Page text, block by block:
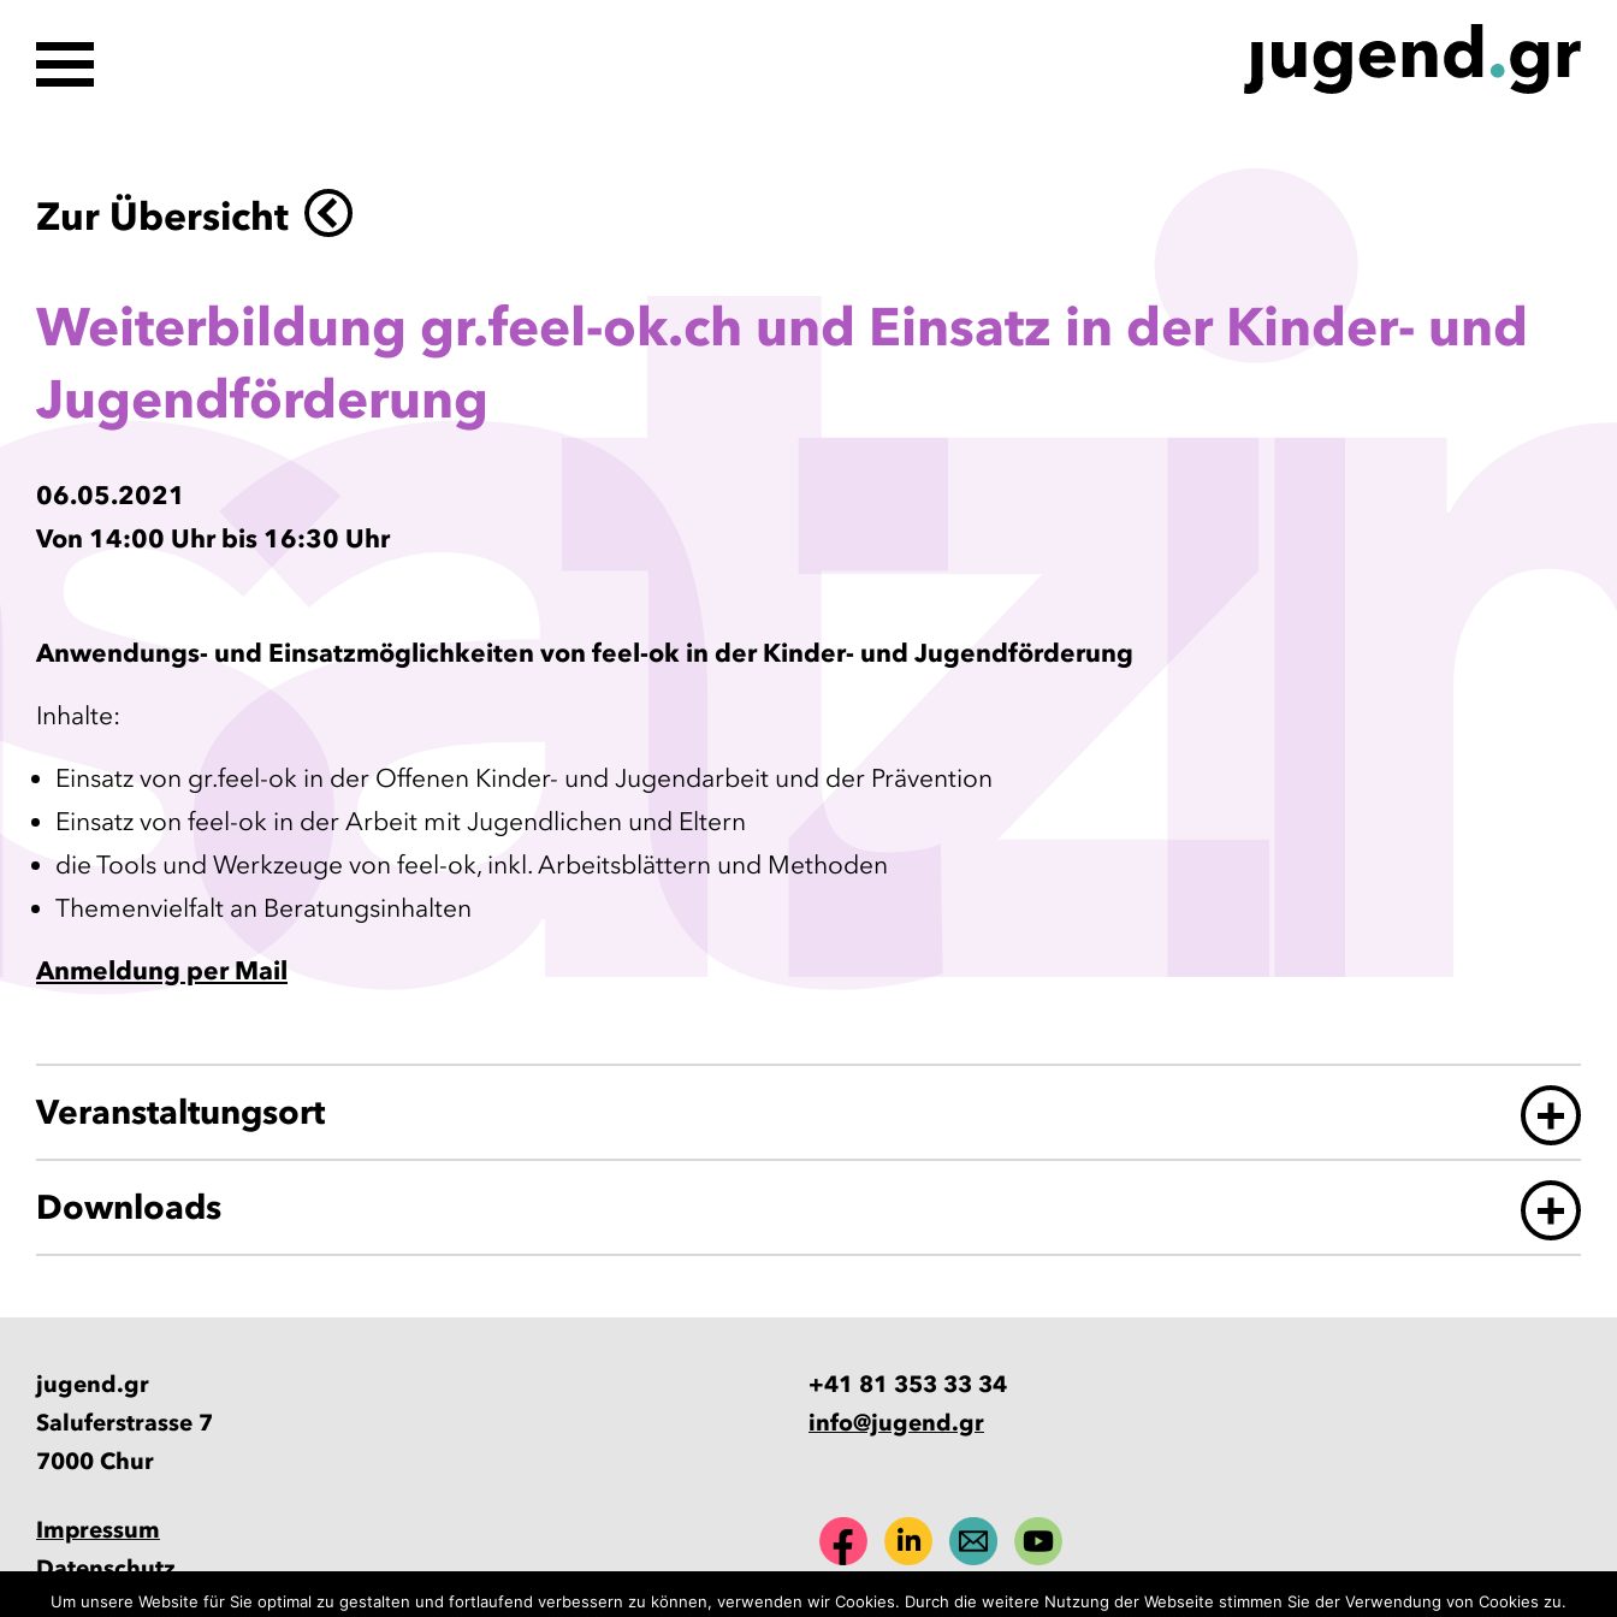
atzi
Zur Übersicht
Weiterbildung gr.feel-ok.ch und Einsatz in der Kinder- und
Jugendförderung
06.05.2021
Von 14:00 Uhr bis 16:30 Uhr
Anwendungs- und Einsatzmöglichkeiten von feel-ok in der Kinder- und Jugendförderung
Inhalte:
Einsatz von gr.feel-ok in der Offenen Kinder- und Jugendarbeit und der Prävention
Einsatz von feel-ok in der Arbeit mit Jugendlichen und Eltern
die Tools und Werkzeuge von feel-ok, inkl. Arbeitsblättern und Methoden
Themenvielfalt an Beratungsinhalten
Anmeldung per Mail
Veranstaltungsort
Downloads
jugend.gr
Saluferstrasse 7
7000 Chur
+41 81 353 33 34
info@jugend.gr
Impressum
Datenschutz
Um unsere Website für Sie optimal zu gestalten und fortlaufend verbessern zu können, verwenden wir Cookies. Durch die weitere Nutzung der Webseite stimmen Sie der Verwendung von Cookies zu.